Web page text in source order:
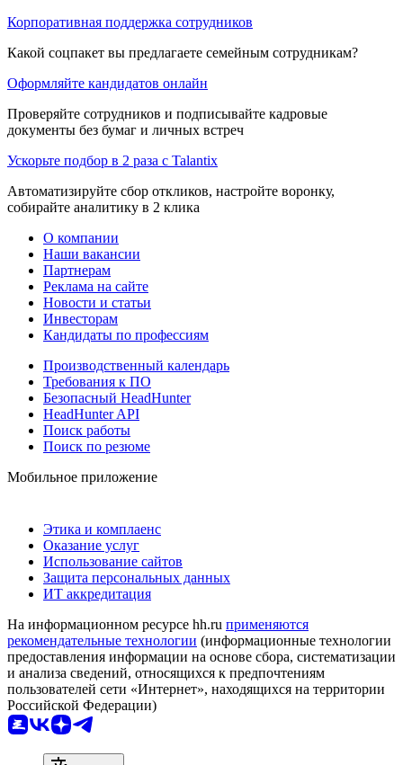
Корпоративная поддержка сотрудников
Какой соцпакет вы предлагаете семейным сотрудникам?
Оформляйте кандидатов онлайн
Проверяйте сотрудников и подписывайте кадровые
документы без бумаг и личных встреч
Ускорьте подбор в 2 раза с Talantix
Автоматизируйте сбор откликов, настройте воронку,
собирайте аналитику в 2 клика
О компании
Наши вакансии
Партнерам
Реклама на сайте
Новости и статьи
Инвесторам
Кандидаты по профессиям
Производственный календарь
Требования к ПО
Безопасный HeadHunter
HeadHunter API
Поиск работы
Поиск по резюме
Мобильное приложение
Этика и комплаенс
Оказание услуг
Использование сайтов
Защита персональных данных
ИТ аккредитация
На информационном ресурсе hh.ru применяются
рекомендательные технологии (информационные технологии
предоставления информации на основе сбора, систематизации
и анализа сведений, относящихся к предпочтениям
пользователей сети «Интернет», находящихся на территории
Российской Федерации)